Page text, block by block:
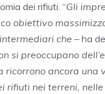
dei rifiuti. “Gli
obiettivo
che – ha
si preoccupano
ricorrono ancora una
rifiuti nei terreni, nelle